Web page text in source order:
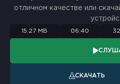
отличном качестве или
15.27 MB 06:40
СКАЧАТЬ